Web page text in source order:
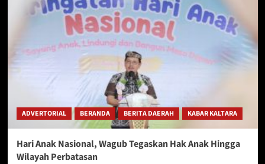
ADVERTORIAL BERANDA BERITA DAERAH KABAR KALTARA
Hari Anak Nasional, Wagub Tegaskan Hak Anak Hingga
Wilayah Perbatasan